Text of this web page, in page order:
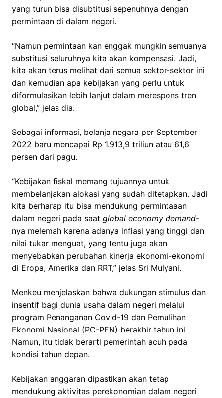
yang turun bisa disubtitusi sepenuhnya dengan
permintaan di dalam negeri.
“Namun permintaan kan enggak mungkin semuanya
substitusi seluruhnya kita akan kompensasi. Jadi,
kita akan terus melihat dari semua sektor-sektor ini
dan kemudian apa kebijakan yang perlu untuk
diformulasikan lebih lanjut dalam merespons tren
global,” jelas dia.
Sebagai informasi, belanja negara per September
2022 baru mencapai Rp 1.913,9 triliun atau 61,6
persen dari pagu.
“Kebijakan fiskal memang tujuannya untuk
membelanjakan alokasi yang sudah ditetapkan. Jadi
kita berharap itu bisa mendukung permintaaan
dalam negeri pada saat global economy demand-
nya melemah karena adanya inflasi yang tinggi dan
nilai tukar menguat, yang tentu juga akan
menyebabkan perubahan kinerja ekonomi-ekonomi
di Eropa, Amerika dan RRT,” jelas Sri Mulyani.
Menkeu menjelaskan bahwa dukungan stimulus dan
insentif bagi dunia usaha dalam negeri melalui
program Penanganan Covid-19 dan Pemulihan
Ekonomi Nasional (PC-PEN) berakhir tahun ini.
Namun, itu tidak berarti pemerintah acuh pada
kondisi tahun depan.
Kebijakan anggaran dipastikan akan tetap
mendukung aktivitas perekonomian dalam negeri